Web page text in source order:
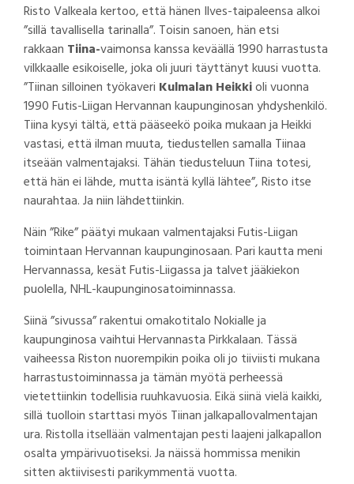
Risto Valkeala kertoo, että hänen Ilves-taipaleensa alkoi
”sillä tavallisella tarinalla”. Toisin sanoen, hän etsi
rakkaan Tiina-vaimonsa kanssa keväällä 1990 harrastusta
vilkkaalle esikoiselle, joka oli juuri täyttänyt kuusi vuotta.
”Tiinan silloinen työkaveri Kulmalan Heikkioli vuonna
1990 Futis-Liigan Hervannan kaupunginosan yhdyshenkilö.
Tiina kysyi tältä, että pääseekö poika mukaan ja Heikki
vastasi, että ilman muuta, tiedustellen samalla Tiinaa
itseään valmentajaksi. Tähän tiedusteluun Tiina totesi,
että hän ei lähde, mutta isäntä kyllä lähtee”, Risto itse
naurahtaa. Ja niin lähdettiinkin.
Näin ”Rike” päätyi mukaan valmentajaksi Futis-Liigan
toimintaan Hervannan kaupunginosaan. Pari kautta meni
Hervannassa, kesät Futis-Liigassa ja talvet jääkiekon
puolella, NHL-kaupunginosatoiminnassa.
Siinä ”sivussa” rakentui omakotitalo Nokialle ja
kaupunginosa vaihtui Hervannasta Pirkkalaan. Tässä
vaiheessa Riston nuorempikin poika oli jo tiiviisti mukana
harrastustoiminnassa ja tämän myötä perheessä
vietettiinkin todellisia ruuhkavuosia. Eikä siinä vielä kaikki,
sillä tuolloin starttasi myös Tiinan jalkapallovalmentajan
ura. Ristolla itsellään valmentajan pesti laajeni jalkapallon
osalta ympärivuotiseksi. Ja näissä hommissa menikin
sitten aktiivisesti parikymmentä vuotta.